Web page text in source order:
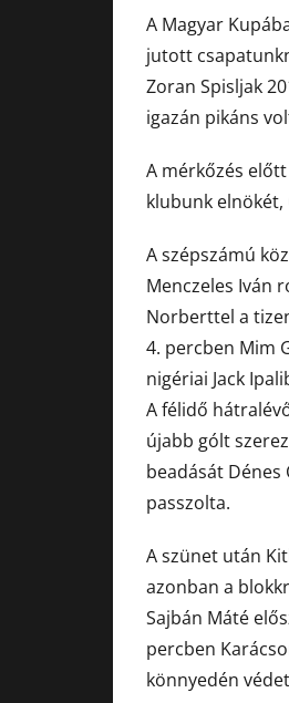
A Magyar
jutott
Zoran Spisljak
igazán pikáns
A mérkőzés
klubunk elnökét,
A szépszámú
Menczeles Iván
Norberttel a
4. percben Mim
nigériai Jack
A félidő
újabb gólt
beadását Dénes
passzolta.
A szünet után
azonban a
Sajbán Máté
percben
könnyedén